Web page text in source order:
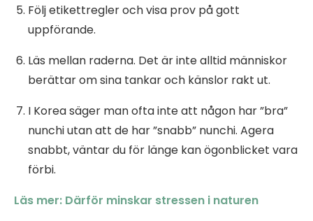
Följ etikettregler och visa prov på gott
uppförande.
Läs mellan raderna. Det är inte alltid människor
berättar om sina tankar och känslor rakt ut.
I Korea säger man ofta inte att någon har ”bra”
nunchi utan att de har ”snabb” nunchi. Agera
snabbt, väntar du för länge kan ögonblicket vara
förbi.
Läs mer: Därför minskar stressen i naturen